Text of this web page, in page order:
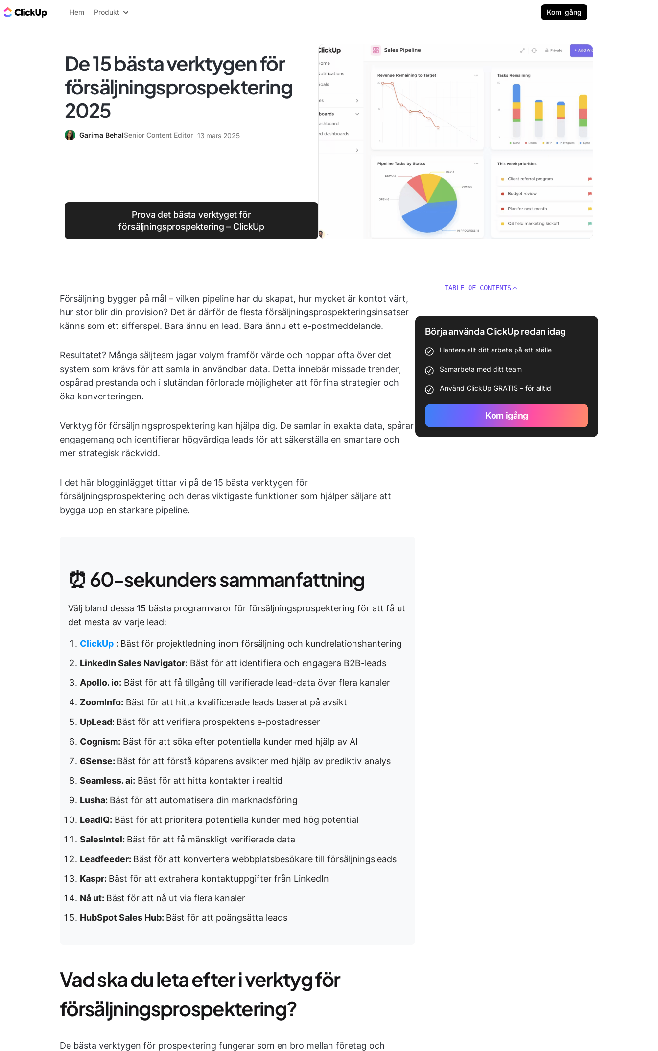
ClickUp-bloggen
Hem Produkt Kom igång
De 15 bästa verktygen för
försäljningsprospektering
2025
Garima BehalSenior Content Editor 13 mars 2025
Prova det bästa verktyget för
försäljningsprospektering – ClickUp
Försäljning bygger på mål – vilken pipeline har du skapat, hur mycket är kontot värt,
hur stor blir din provision? Det är därför de flesta försäljningsprospekteringsinsatser
känns som ett sifferspel. Bara ännu en lead. Bara ännu ett e-postmeddelande.
Resultatet? Många säljteam jagar volym framför värde och hoppar ofta över det
system som krävs för att samla in användbar data. Detta innebär missade trender,
ospårad prestanda och i slutändan förlorade möjligheter att förfina strategier och
öka konverteringen.
Verktyg för försäljningsprospektering kan hjälpa dig. De samlar in exakta data, spårar
engagemang och identifierar högvärdiga leads för att säkerställa en smartare och
mer strategisk räckvidd.
I det här blogginlägget tittar vi på de 15 bästa verktygen för
försäljningsprospektering och deras viktigaste funktioner som hjälper säljare att
bygga upp en starkare pipeline.
⏰ 60-sekunders sammanfattning
Välj bland dessa 15 bästa programvaror för försäljningsprospektering för att få ut
det mesta av varje lead:
ClickUp : Bäst för projektledning inom försäljning och kundrelationshantering
LinkedIn Sales Navigator: Bäst för att identifiera och engagera B2B-leads
Apollo. io: Bäst för att få tillgång till verifierade lead-data över flera kanaler
ZoomInfo: Bäst för att hitta kvalificerade leads baserat på avsikt
UpLead: Bäst för att verifiera prospektens e-postadresser
Cognism: Bäst för att söka efter potentiella kunder med hjälp av AI
6Sense: Bäst för att förstå köparens avsikter med hjälp av prediktiv analys
Seamless. ai: Bäst för att hitta kontakter i realtid
Lusha: Bäst för att automatisera din marknadsföring
LeadIQ: Bäst för att prioritera potentiella kunder med hög potential
SalesIntel: Bäst för att få mänskligt verifierade data
Leadfeeder: Bäst för att konvertera webbplatsbesökare till försäljningsleads
Kaspr: Bäst för att extrahera kontaktuppgifter från LinkedIn
Nå ut: Bäst för att nå ut via flera kanaler
HubSpot Sales Hub: Bäst för att poängsätta leads
Vad ska du leta efter i verktyg för
försäljningsprospektering?
De bästa verktygen för prospektering fungerar som en bro mellan företag och
TABLE OF CONTENTS
Börja använda ClickUp redan idag
Hantera allt ditt arbete på ett ställe
Samarbeta med ditt team
Använd ClickUp GRATIS – för alltid
Kom igång